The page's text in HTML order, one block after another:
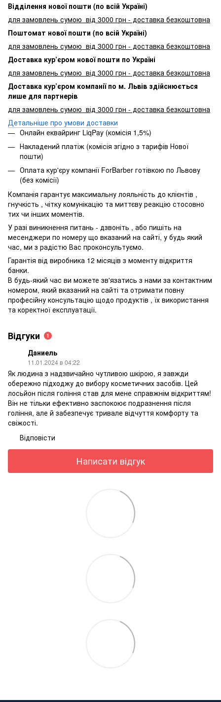
Відділення нової пошти (по всій Україні)
для замовлень сумою від 3000 грн - доставка безкоштовна
Поштомат нової пошти (по всій Україні)
для замовлень сумою від 3000 грн - доставка безкоштовна
Доставка кур’єром нової пошти по Україні
для замовлень сумою від 3000 грн - доставка безкоштовна
Доставка кур’єром компанії по м. Львів здійснюється
лише для партнерів
для замовлень сумою від 3000 грн - доставка безкоштовна
Детальніше про умови доставки
Онлайн еквайринг LiqPay (комісія 1,5%)
Накладений платіж (комісія згідно з тарифів Нової
пошти)
Оплата кур'єру компанії ForBarber готівкою по Львову
(без комісії)
Компанія гарантує максимальну лояльність до клієнтів ,
гнучкість , чітку комунікацію та миттєву реакцію стосовно
тих чи інших моментів.
У разі виникнення питань - дзвоніть , або пишіть на
месенджери по номеру що вказаний на сайті, у будь який
час, ми з радістю Вас проконсультуємо.
Гарантія від виробника 12 місяців з моменту відкриття
банки.
В будь-який час ви можете зв'язатись з нами за контактним
номером, який вказаний на сайті та отримати повну
професійну консультацію щодо продуктів , їх використання
та коректної експлуатації.
Відгуки 1
Даниель
11.01.2024 в 04:22
Як людина з надзвичайно чутливою шкірою, я завжди
обережно підходжу до вибору косметичних засобів. Цей
лосьйон після гоління став для мене справжнім відкриттям!
Він не тільки ефективно заспокоює подразнення після
гоління, але й забезпечує тривале відчуття комфорту та
свіжості.
Відповісти
Написати відгук